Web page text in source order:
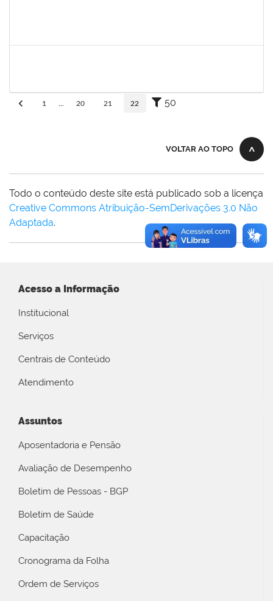
1 20 21 22 50
VOLTAR AO TOPO
Todo o conteúdo deste site está publicado sob a licença
Creative Commons Atribuição-SemDerivações 3.0 Não
Adaptada.
Acesso a Informação
Institucional
Serviços
Centrais de Conteúdo
Atendimento
Assuntos
Aposentadoria e Pensão
Avaliação de Desempenho
Boletim de Pessoas - BGP
Boletim de Saúde
Capacitação
Cronograma da Folha
Ordem de Serviços